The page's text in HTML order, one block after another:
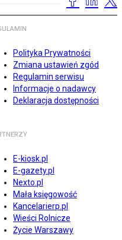
Polityka Prywatności
Zmiana ustawień zgód
Regulamin serwisu
Informacje o nadawcy
Deklaracja dostępności
E-kiosk.pl
E-gazety.pl
Nexto.pl
Mała księgowość
Kancelarierp.pl
Wieści Rolnicze
Życie Warszawy